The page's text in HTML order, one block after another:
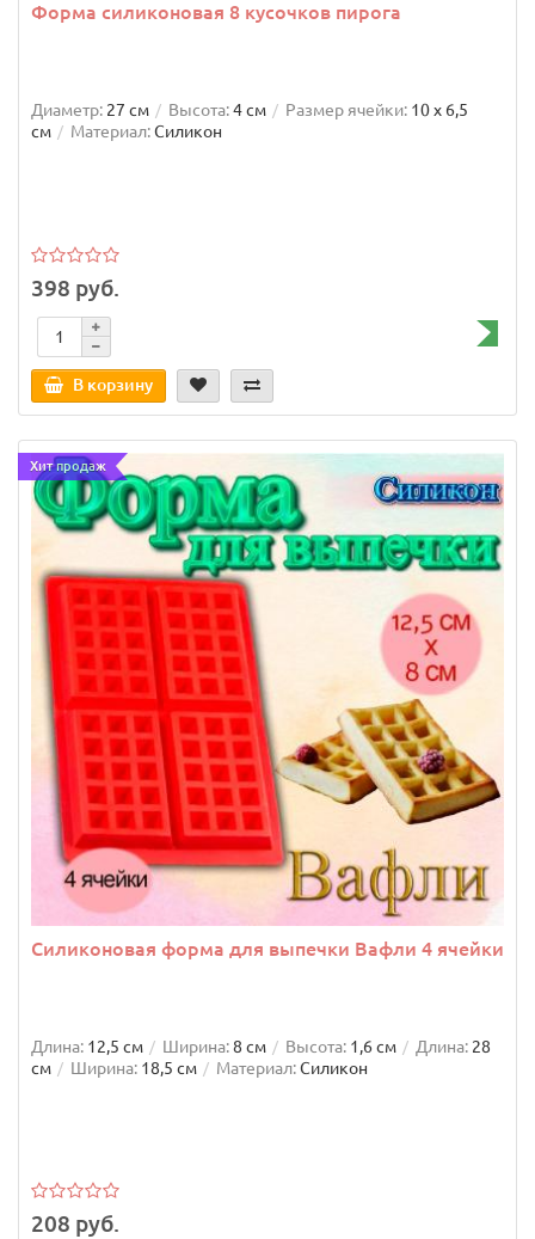
Форма силиконовая 8 кусочков пирога
Диаметр: 27 см Высота:4 см Размер ячейки: 10 х 6,5
см
Материал:Силикон
398 руб.
В корзину
Хит продаж
Силиконовая форма для выпечки Вафли 4 ячейки
Длина: 12,5 см Ширина:8 см Высота: 1,6 см Длина: 28
см
Ширина: 18,5 см Материал:Силикон
208 руб.